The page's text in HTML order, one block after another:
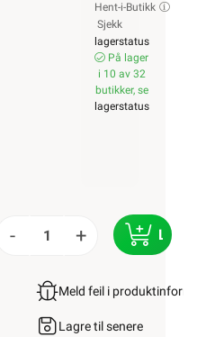
Hent-i-Butikk
Sjekk
lagerstatus
På lager
i 10 av 32
butikker, se
lagerstatus
- +
Meld feil i
Lagre til senere